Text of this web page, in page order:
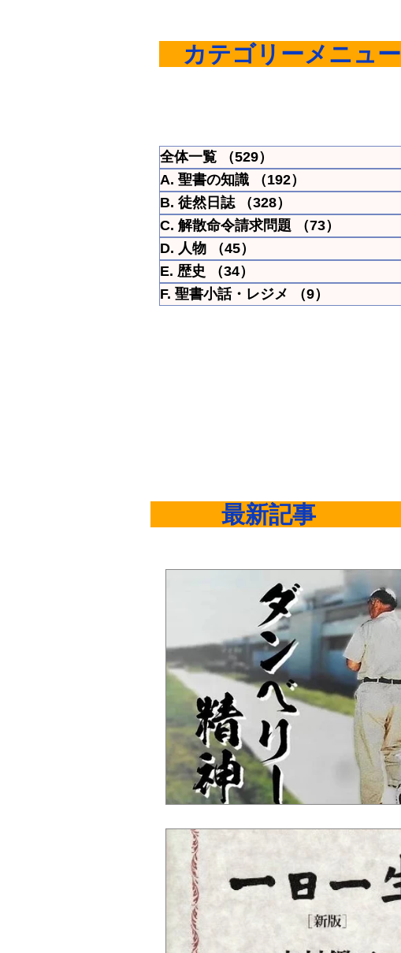
カテゴリーメニュー
全体一覧 （529）
A. 聖書の知識
（192）
B. 徒然日誌
（328）
C. 解散命令請求問題
（73）
D. 人物
（45）
E. 歴史
（34）
F. 聖書小話・レジメ
（9）
​ 最新記事